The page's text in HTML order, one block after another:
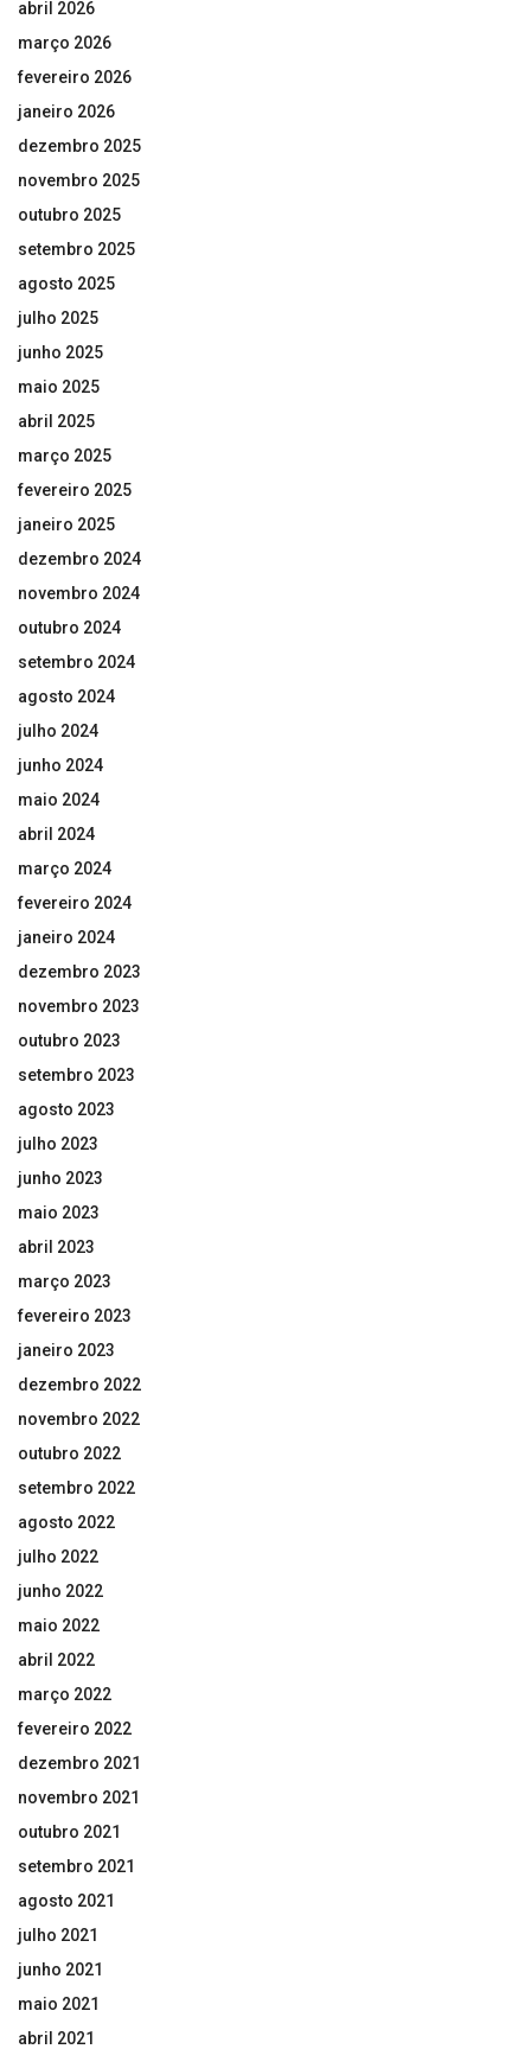
abril 2026
março 2026
fevereiro 2026
janeiro 2026
dezembro 2025
novembro 2025
outubro 2025
setembro 2025
agosto 2025
julho 2025
junho 2025
maio 2025
abril 2025
março 2025
fevereiro 2025
janeiro 2025
dezembro 2024
novembro 2024
outubro 2024
setembro 2024
agosto 2024
julho 2024
junho 2024
maio 2024
abril 2024
março 2024
fevereiro 2024
janeiro 2024
dezembro 2023
novembro 2023
outubro 2023
setembro 2023
agosto 2023
julho 2023
junho 2023
maio 2023
abril 2023
março 2023
fevereiro 2023
janeiro 2023
dezembro 2022
novembro 2022
outubro 2022
setembro 2022
agosto 2022
julho 2022
junho 2022
maio 2022
abril 2022
março 2022
fevereiro 2022
dezembro 2021
novembro 2021
outubro 2021
setembro 2021
agosto 2021
julho 2021
junho 2021
maio 2021
abril 2021